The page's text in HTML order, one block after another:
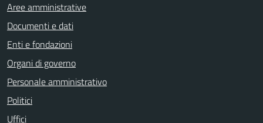
Aree amministrative
Documenti e dati
Enti e fondazioni
Organi di governo
Personale amministrativo
Politici
Uffici